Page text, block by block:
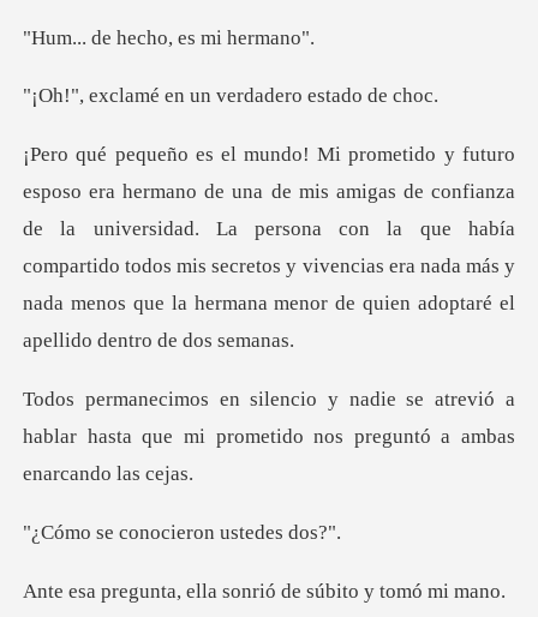
hecho, es m
en un verdadero
nfianza
de la universidad. La persona con la que había
compartido todos mis secretos y vivencias e
atrevió a
hablar hasta que mi prometido
nocieron ust
ella sonrió de súbi